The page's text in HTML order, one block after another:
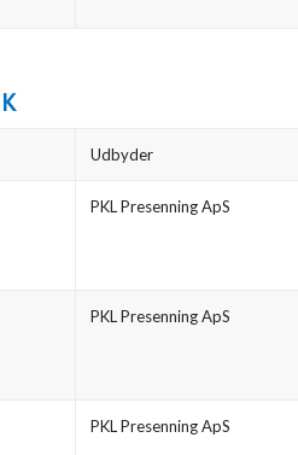
Udbyder
PKL Presenning ApS
PKL Presenning ApS
PKL Presenning ApS